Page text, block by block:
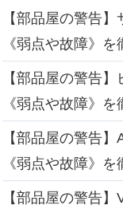
【部品屋の警告
《弱点や故障》を
【部品屋の警告
《弱点や故障》を
【部品屋の警告
《弱点や故障》を
【部品屋の警告